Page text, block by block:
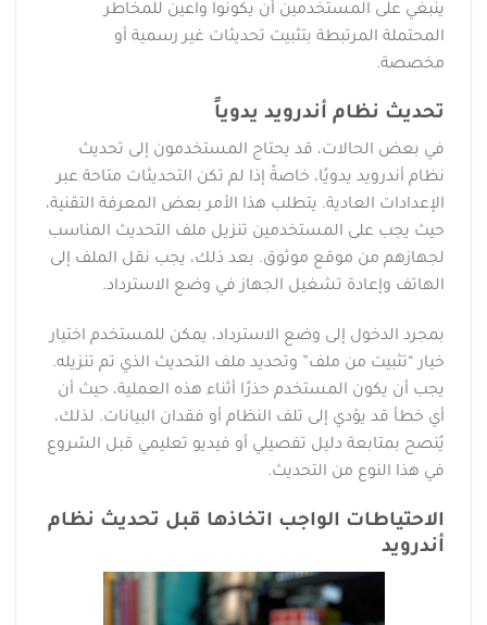
ينبغي على المستخدمين أن يكونوا واعين للمخاطر
المحتملة المرتبطة بتثبيت تحديثات غير رسمية أو
مخصصة.
تحديث نظام أندرويد يدوياً
في بعض الحالات، قد يحتاج المستخدمون إلى تحديث
نظام أندرويد يدويًا، خاصةً إذا لم تكن التحديثات متاحة عبر
الإعدادات العادية. يتطلب هذا الأمر بعض المعرفة التقنية،
حيث يجب على المستخدمين تنزيل ملف التحديث المناسب
لجهازهم من موقع موثوق. بعد ذلك، يجب نقل الملف إلى
الهاتف وإعادة تشغيل الجهاز في وضع الاسترداد.
بمجرد الدخول إلى وضع الاسترداد، يمكن للمستخدم اختيار
خيار “تثبيت من ملف” وتحديد ملف التحديث الذي تم تنزيله.
يجب أن يكون المستخدم حذرًا أثناء هذه العملية، حيث أن
أي خطأ قد يؤدي إلى تلف النظام أو فقدان البيانات. لذلك،
يُنصح بمتابعة دليل تفصيلي أو فيديو تعليمي قبل الشروع
في هذا النوع من التحديث.
الاحتياطات الواجب اتخاذها قبل تحديث نظام
أندرويد